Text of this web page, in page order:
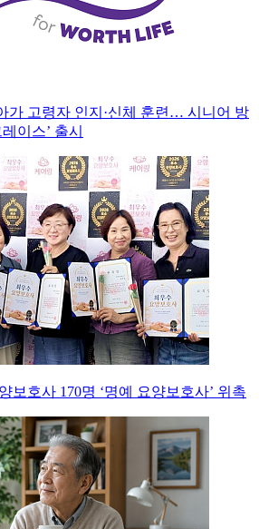
가 고령자 인지·신체 훈련… 시니어 방
이스’ 출시
보호사 170명 ‘명예 요양보호사’ 위촉